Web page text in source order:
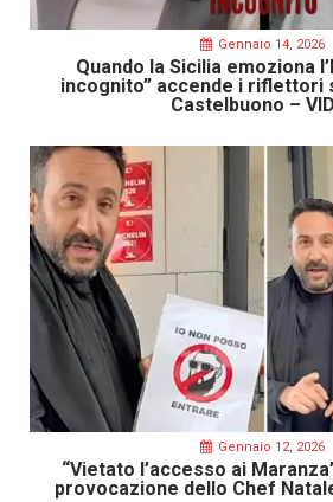
Gennaio 14, 2026
Quando la Sicilia emoziona
incognito” accende i riflettori
Castelbuono –
Gennaio 12, 2026
“Vietato l’accesso ai
provocazione dello Chef